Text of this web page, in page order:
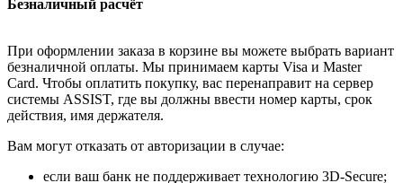
Безналичный расчёт
При оформлении заказа в корзине вы можете выбрать вариант
безналичной оплаты. Мы принимаем карты Visa и Master
Card. Чтобы оплатить покупку, вас перенаправит на сервер
системы ASSIST, где вы должны ввести номер карты, срок
действия, имя держателя.
Вам могут отказать от авторизации в случае:
если ваш банк не поддерживает технологию 3D-Secure;